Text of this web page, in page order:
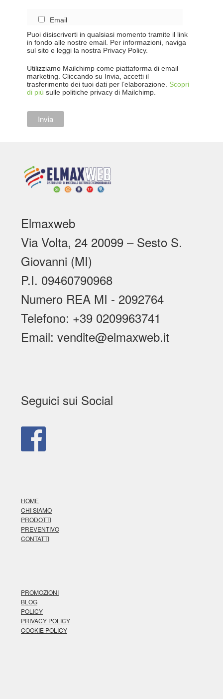
Email
Puoi disiscriverti in qualsiasi momento tramite il link
in fondo alle nostre email. Per informazioni, naviga
sul sito e leggi la nostra Privacy Policy.
Utilizziamo Mailchimp come piattaforma di email
marketing. Cliccando su Invia, accetti il
trasferimento dei tuoi dati per l’elaborazione. Scopri
di più sulle politiche privacy di Mailchimp.
Elmaxweb
Via Volta, 24 20099 – Sesto S.
Giovanni (MI)
P.I. 09460790968
Numero REA MI - 2092764
Telefono: +39 0209963741
Email: vendite@elmaxweb.it
Seguici sui Social
HOME
CHI SIAMO
PRODOTTI
PREVENTIVO
CONTATTI
PROMOZIONI
BLOG
POLICY
PRIVACY POLICY
COOKIE POLICY